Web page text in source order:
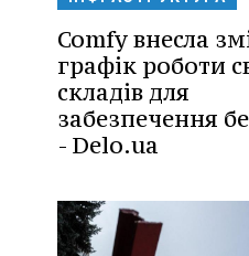
Comfy внесла
графік роботи
складів для
забезпечення
- Delo.ua